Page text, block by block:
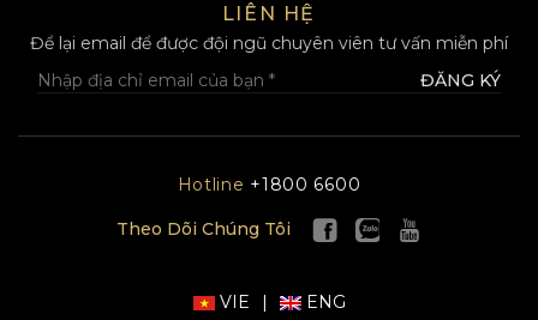
LIÊN HỆ
Để lại email để được đội ngũ chuyên viên tư vấn miễn phí
ĐĂNG KÝ
Hotline +1800 6600
Theo Dõi Chúng Tôi